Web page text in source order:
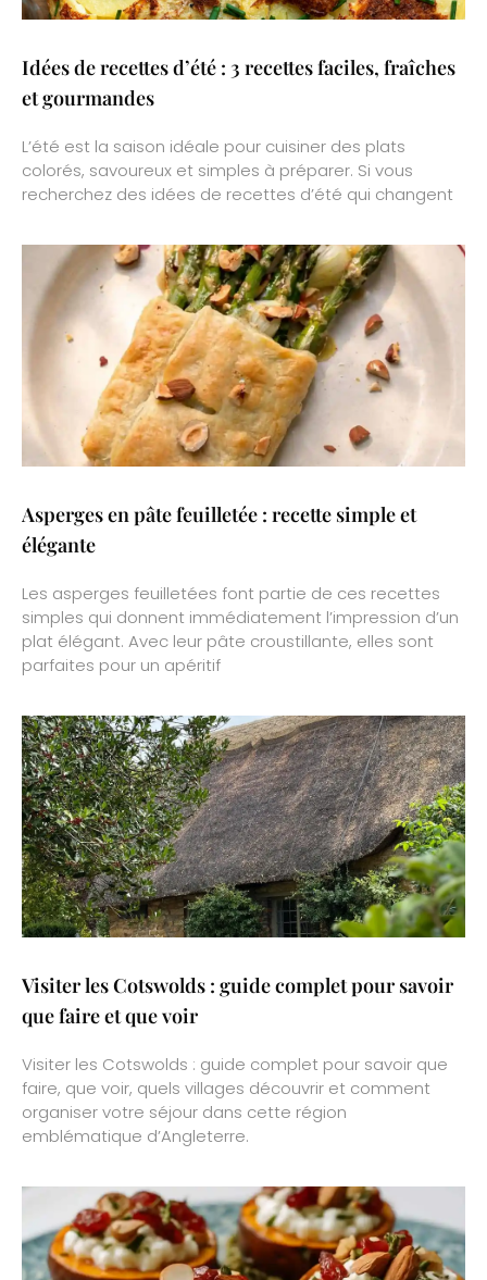
Idées de recettes d’été : 3 recettes faciles, fraîches
et gourmandes
L’été est la saison idéale pour cuisiner des plats
colorés, savoureux et simples à préparer. Si vous
recherchez des idées de recettes d’été qui changent
Asperges en pâte feuilletée : recette simple et
élégante
Les asperges feuilletées font partie de ces recettes
simples qui donnent immédiatement l’impression d’un
plat élégant. Avec leur pâte croustillante, elles sont
parfaites pour un apéritif
Visiter les Cotswolds : guide complet pour savoir
que faire et que voir
Visiter les Cotswolds : guide complet pour savoir que
faire, que voir, quels villages découvrir et comment
organiser votre séjour dans cette région
emblématique d’Angleterre.